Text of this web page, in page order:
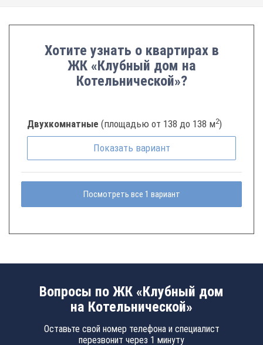
Хотите узнать о квартирах в
ЖК «Клубный дом на
Котельнической»?
Двухкомнатные (площадью от 138 до 138 м2)
Показать вариант
Посмотреть все 1 вариант
Вопросы по ЖК «Клубный дом
на Котельнической»
Оставьте свой номер телефона и специалист
перезвонит через 1 минуту